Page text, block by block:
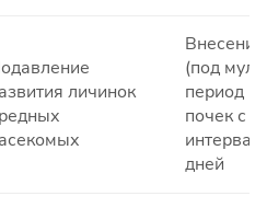
личинок
(под
период
почек с
дней